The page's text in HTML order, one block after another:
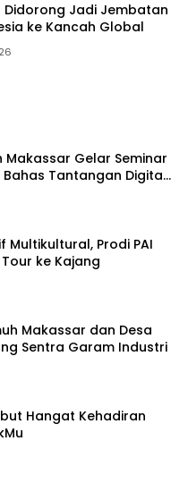
Didorong Jadi Jembatan
ke Kancah Global
Makassar Gelar Seminar
Tantangan Digital
Multikultural, Prodi PAI
ke Kajang
Makassar dan Desa
Sentra Garam Industri
Hangat Kehadiran